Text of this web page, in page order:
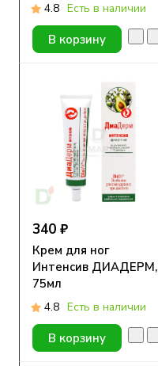
4.8 Есть в наличии
В корзину
340 ₽
Крем для ног
Интенсив ДИАДЕРМ,
75мл
4.8 Есть в наличии
В корзину